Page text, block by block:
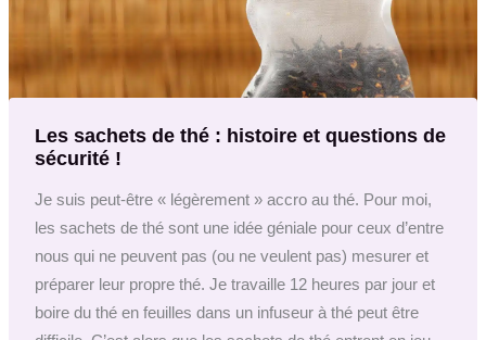
Les sachets de thé : histoire et questions de
sécurité !
Je suis peut-être « légèrement » accro au thé. Pour moi,
les sachets de thé sont une idée géniale pour ceux d’entre
nous qui ne peuvent pas (ou ne veulent pas) mesurer et
préparer leur propre thé. Je travaille 12 heures par jour et
boire du thé en feuilles dans un infuseur à thé peut être